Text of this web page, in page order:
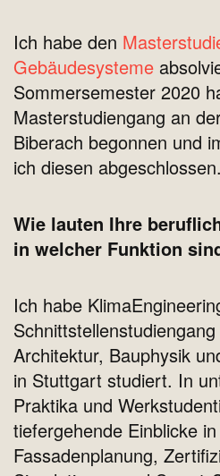
Ich habe den
Gebäudesysteme
Sommersemester 2020
Masterstudiengang an
Biberach begonnen und
ich diesen abgeschlossen.
Wie lauten Ihre
in welcher Funktion
Ich habe
Architektur, Bauphysik
in Stuttgart studiert. In
Praktika und
tiefergehende Einblicke
Fassadenplanung,